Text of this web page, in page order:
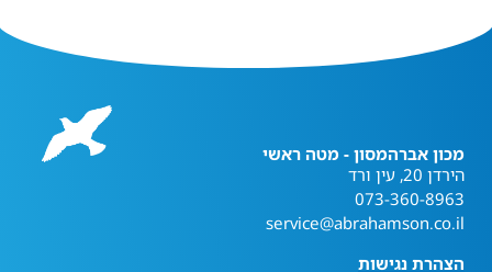
מכון אברהמסון - מטה ראשי
הירדן 20, עין ורד
073-360-8963
service@abrahamson.co.il
הצהרת נגישות